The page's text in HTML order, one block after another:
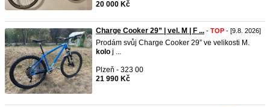
20 000 Kč
Charge Cooker 29” | vel. M | F ... - TOP - [9.8. 2026]
Prodám svůj Charge Cooker 29” ve velikosti M.
kolo j ...
Plzeň - 323 00
21 990 Kč